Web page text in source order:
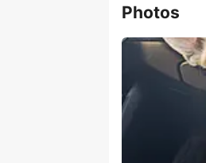
Photos